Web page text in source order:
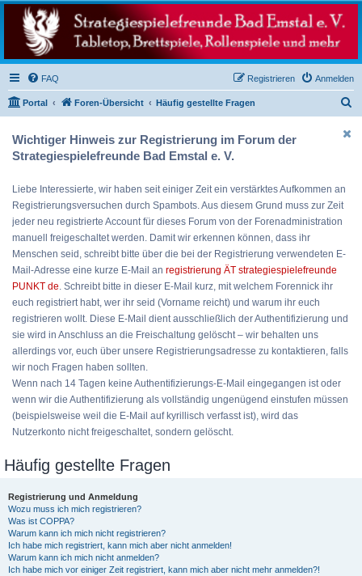
Strategiespielefreunde
Bad Emstal e.V.
Das Forum der Strategiespielefreunde Bad Emstal e.V. - Tabletop und mehr
FAQ Anmelden
Registrieren
Portal Foren-Übersicht Häufig gestellte Fragen
Wichtiger Hinweis zur Registrierung im Forum der
Strategiespielefreunde Bad Emstal e. V.
Liebe Interessierte, wir haben seit einiger Zeit ein verstärktes Aufkommen an
Registrierungsversuchen durch Spambots. Aus diesem Grund muss zur Zeit
jeder neu registrierte Account für dieses Forum von der Forenadministration
manuell freigeschaltet werden. Damit wir erkennen können, dass ihr
Menschen seid, schreibt bitte über die bei der Registrierung verwendeten E-
Mail-Adresse eine kurze E-Mail an registrierung ÄT strategiespielefreunde
PUNKT de. Schreibt bitte in dieser E-Mail kurz, mit welchem Forennick ihr
euch registriert habt, wer ihr seid (Vorname reicht) und warum ihr euch
registrieren wollt. Diese E-Mail dient ausschließlich der Authentifizierung und
sie wird in Anschluss an die Freischaltung gelöscht – wir behalten uns
allerdings vor, euch über unsere Registrierungsadresse zu kontaktieren, falls
wir noch Fragen haben sollten.
Wenn nach 14 Tagen keine Authentifizierungs-E-Mail eingegangen ist oder
wenn wir die Authentifizierung als vollständig ungenügend einstufen müssen
(beispielsweise weil die E-Mail auf kyrillisch verfasst ist), wird das
Nutzerkonto nicht freigeschaltet, sondern gelöscht.
Häufig gestellte Fragen
Registrierung und Anmeldung
Wozu muss ich mich registrieren?
Was ist COPPA?
Warum kann ich mich nicht registrieren?
Ich habe mich registriert, kann mich aber nicht anmelden!
Warum kann ich mich nicht anmelden?
Ich habe mich vor einiger Zeit registriert, kann mich aber nicht mehr anmelden?!